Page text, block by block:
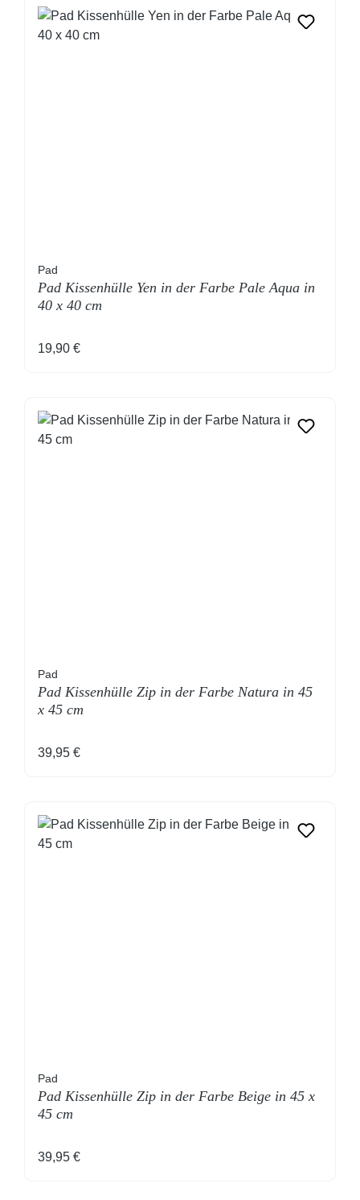
Pad
Pad Kissenhülle Yen in der Farbe Pale Aqua in
40 x 40 cm
Regulärer Preis:
19,90 €
Pad
Pad Kissenhülle Zip in der Farbe Natura in 45
x 45 cm
Regulärer Preis:
39,95 €
Pad
Pad Kissenhülle Zip in der Farbe Beige in 45 x
45 cm
Regulärer Preis:
39,95 €